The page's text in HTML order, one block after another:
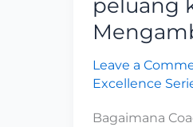
peluang
Leave a
Excellence
Bagaimana
peluang
karena
Sulit
Mengambil